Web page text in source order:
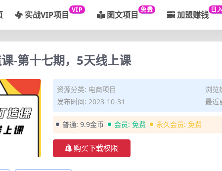
实战VIP项目 VIP 图文项目 免费 加盟赚钱 日
-第十七期，5天线上课
资源分类: 电商项目
浏览
发布时间: 2023-10-31
最近
普通: 9.9金币 会员: 免费 永久会员: 免费
购买下载权限